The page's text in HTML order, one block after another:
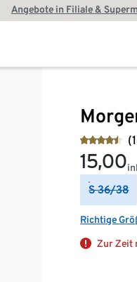
Angebote in Filiale &
15,00
S 36/38
Richtige
Zur Zeit